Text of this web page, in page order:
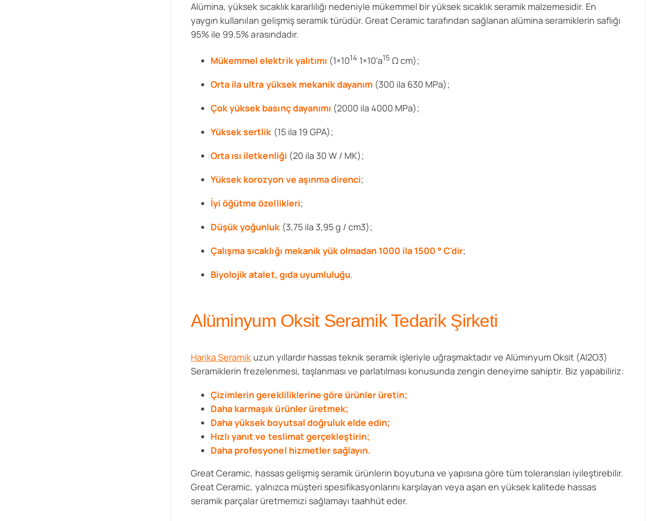
Alümina, yüksek sıcaklık kararlılığı nedeniyle mükemmel bir yüksek sıcaklık seramik malzemesidir. En
yaygın kullanılan gelişmiş seramik türüdür. Great Ceramic tarafından sağlanan alümina seramiklerin saflığı
95% ile 99.5% arasındadır.
Mükemmel elektrik yalıtımı (1×1014 1×10'a15 Ω cm);
Orta ila ultra yüksek mekanik dayanım(300 ila 630 MPa);
Çok yüksek basınç dayanımı (2000 ila 4000 MPa);
Yüksek sertlik (15 ila 19 GPA);
Orta ısı iletkenliği (20 ila 30 W / MK);
Yüksek korozyon ve aşınma direnci;
İyi öğütme özellikleri;
Düşük yoğunluk (3,75 ila 3,95 g / cm3);
Çalışma sıcaklığı mekanik yük olmadan 1000 ila 1500 ° C'dir;
Biyolojik atalet, gıda uyumluluğu.
Alüminyum Oksit Seramik Tedarik Şirketi
Harika Seramik uzun yıllardır hassas teknik seramik işleriyle uğraşmaktadır ve Alüminyum Oksit (Al2O3)
Seramiklerin frezelenmesi, taşlanması ve parlatılması konusunda zengin deneyime sahiptir. Biz yapabiliriz:
Çizimlerin gerekliliklerine göre ürünler üretin;
Daha karmaşık ürünler üretmek;
Daha yüksek boyutsal doğruluk elde edin;
Hızlı yanıt ve teslimat gerçekleştirin;
Daha profesyonel hizmetler sağlayın.
Great Ceramic, hassas gelişmiş seramik ürünlerin boyutuna ve yapısına göre tüm toleransları iyileştirebilir.
Great Ceramic, yalnızca müşteri spesifikasyonlarını karşılayan veya aşan en yüksek kalitede hassas
seramik parçalar üretmemizi sağlamayı taahhüt eder.